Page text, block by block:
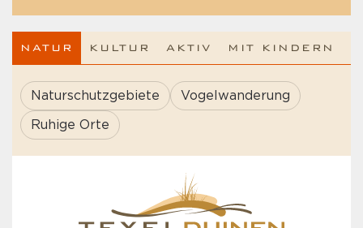
NATUR KULTUR AKTIV MIT KINDERN
Naturschutzgebiete Vogelwanderung
Ruhige Orte